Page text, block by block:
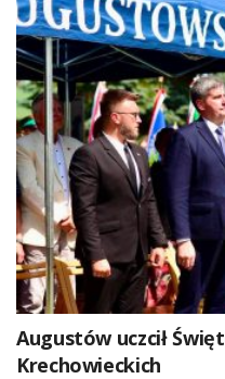
Augustów uczcił
Krechowieckich